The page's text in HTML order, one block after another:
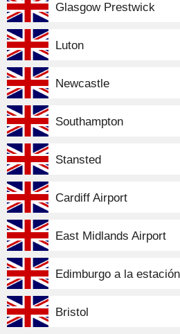
Glasgow Prestwick
Luton
Newcastle
Southampton
Stansted
Cardiff Airport
East Midlands Airport
Edimburgo a la estación
Bristol